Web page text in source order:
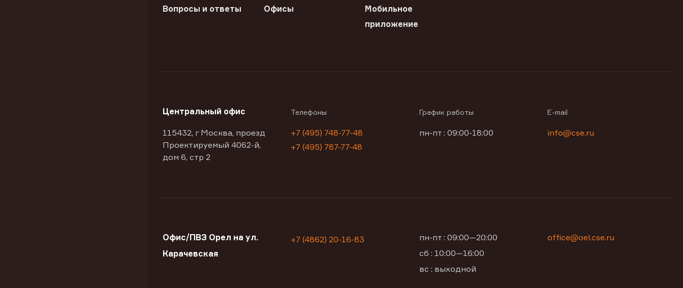
Вопросы и ответы Офисы
Мобильное
приложение
Центральный офис
115432, г Москва, проезд
Проектируемый 4062-й,
дом 6, стр 2
Телефоны
+7 (495) 748-77-48
+7 (495) 787-77-48
График работы
пн-пт : 09:00-18:00
E-mail
info@cse.ru
Офис/ПВЗ Орел на ул.
Карачевская
+7 (4862) 20-16-83
пн-пт : 09:00—20:00
сб : 10:00—16:00
вс : выходной
office@oel.cse.ru